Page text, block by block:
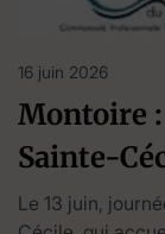
16 juin 2026
Montoire :
Sainte-
Le 13 juin,